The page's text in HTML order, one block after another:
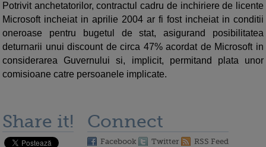
Potrivit anchetatorilor, contractul cadru de inchiriere de licente
Microsoft incheiat in aprilie 2004 ar fi fost incheiat in conditii
oneroase pentru bugetul de stat, asigurand posibilitatea
deturnarii unui discount de circa 47% acordat de Microsoft in
considerarea Guvernului si, implicit, permitand plata unor
comisioane catre persoanele implicate.
Share it! Connect
Facebook Twitter RSS Feed